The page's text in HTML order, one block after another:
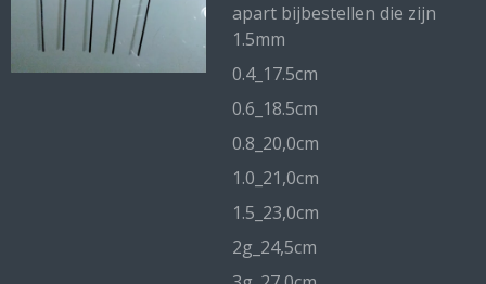
apart bijbestellen die zijn
1.5mm
0.4_17.5cm
0.6_18.5cm
0.8_20,0cm
1.0_21,0cm
1.5_23,0cm
2g_24,5cm